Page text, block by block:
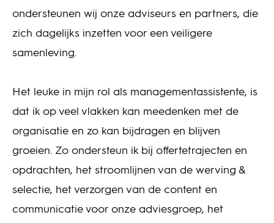
ondersteunen wij onze adviseurs en partners, die
zich dagelijks inzetten voor een veiligere
samenleving.
Het leuke in mijn rol als managementassistente, is
dat ik op veel vlakken kan meedenken met de
organisatie en zo kan bijdragen en blijven
groeien. Zo ondersteun ik bij offertetrajecten en
opdrachten, het stroomlijnen van de werving &
selectie, het verzorgen van de content en
communicatie voor onze adviesgroep, het